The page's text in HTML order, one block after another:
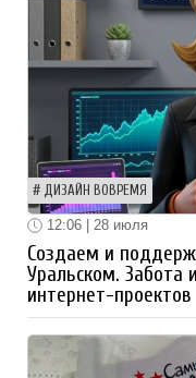
ДИЗАЙН ВОВРЕМЯ
12:06 | 28 июля
Создаем и
Уральском.
интернет-проектов